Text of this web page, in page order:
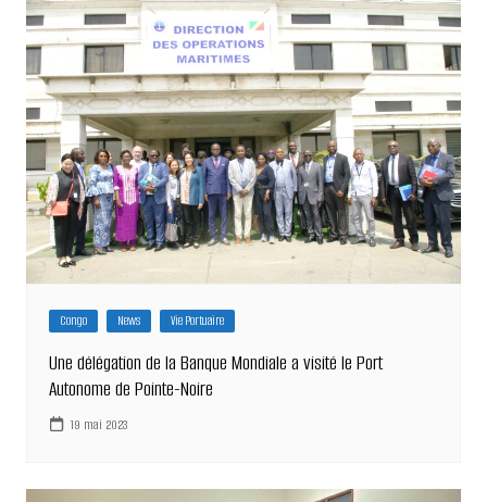
Congo News Vie Portuaire
Une délégation de la Banque Mondiale a visité le Port
Autonome de Pointe-Noire
19 mai 2023